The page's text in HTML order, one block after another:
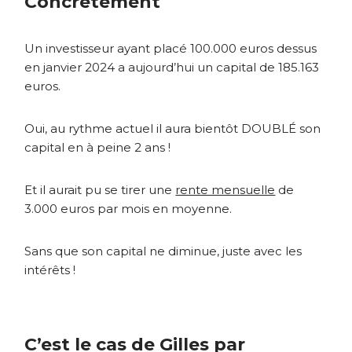
Un investisseur ayant placé 100.000 euros dessus
en janvier 2024 a aujourd’hui un capital de 185.163
euros.
Oui, au rythme actuel il aura bientôt DOUBLÉ son
capital en à peine 2 ans !
Et il aurait pu se tirer une rente mensuelle de
3.000 euros par mois en moyenne.
Sans que son capital ne diminue, juste avec les
intérêts !
C’est le cas de Gilles par